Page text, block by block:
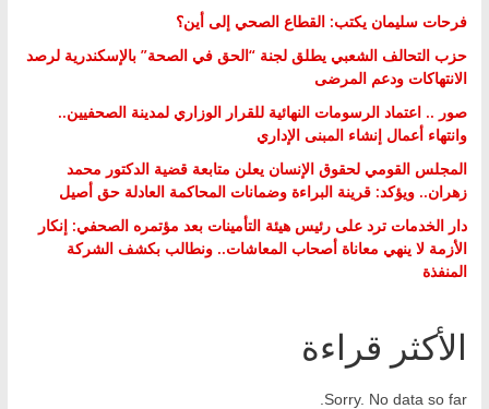
فرحات سليمان يكتب: القطاع الصحي إلى أين؟
حزب التحالف الشعبي يطلق لجنة “الحق في الصحة” بالإسكندرية لرصد
الانتهاكات ودعم المرضى
صور .. اعتماد الرسومات النهائية للقرار الوزاري لمدينة الصحفيين..
وانتهاء أعمال إنشاء المبنى الإداري
المجلس القومي لحقوق الإنسان يعلن متابعة قضية الدكتور محمد
زهران.. ويؤكد: قرينة البراءة وضمانات المحاكمة العادلة حق أصيل
دار الخدمات ترد على رئيس هيئة التأمينات بعد مؤتمره الصحفي: إنكار
الأزمة لا ينهي معاناة أصحاب المعاشات.. ونطالب بكشف الشركة
المنفذة
الأكثر قراءة
Sorry. No data so far.